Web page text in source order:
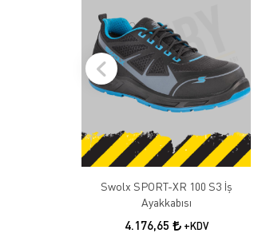
Swolx SPORT-XR 100 S3 İş
Ayakkabısı
4.176,65 +KDV